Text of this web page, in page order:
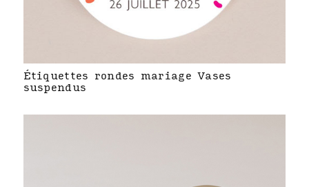
Étiquettes rondes mariage Vases
suspendus